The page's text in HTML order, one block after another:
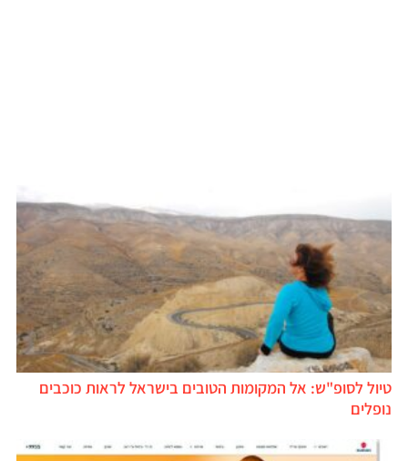
טיול לסופ"ש: אל המקומות הטובים בישראל לראות כוכבים
נופלים